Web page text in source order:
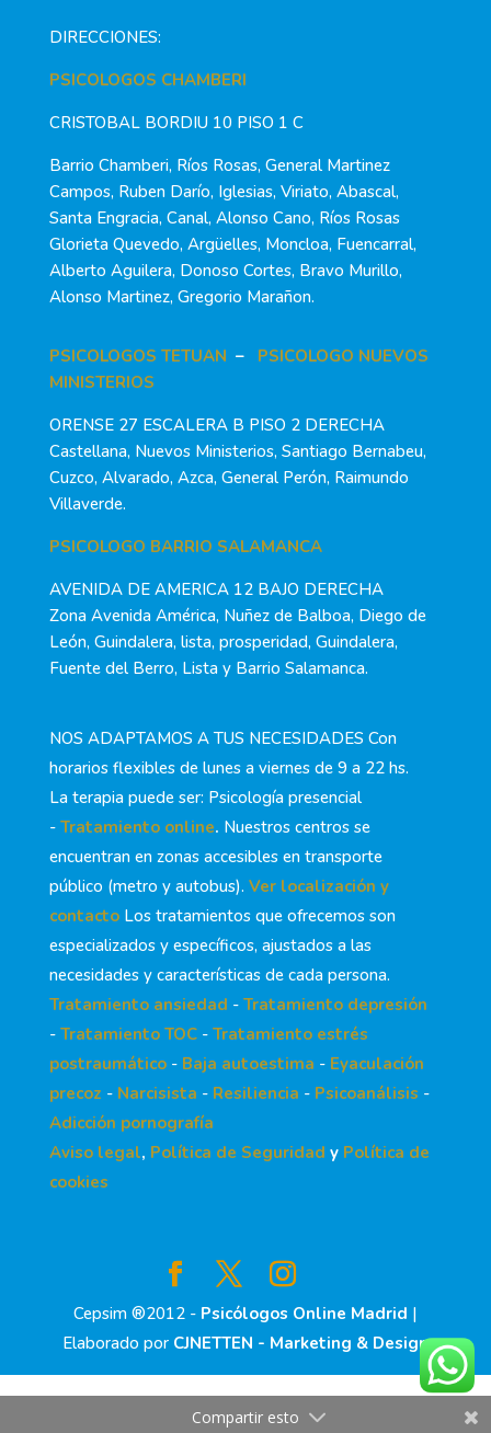
DIRECCIONES:
PSICOLOGOS CHAMBERI
CRISTOBAL BORDIU 10 PISO 1 C
Barrio Chamberi, Ríos Rosas, General Martinez
Campos, Ruben Darío, Iglesias, Viriato, Abascal,
Santa Engracia, Canal, Alonso Cano, Ríos Rosas
Glorieta Quevedo, Argüelles, Moncloa, Fuencarral,
Alberto Aguilera, Donoso Cortes, Bravo Murillo,
Alonso Martinez, Gregorio Marañon.
PSICOLOGOS TETUAN – PSICOLOGO NUEVOS
MINISTERIOS
ORENSE 27 ESCALERA B PISO 2 DERECHA
Castellana, Nuevos Ministerios, Santiago Bernabeu,
Cuzco, Alvarado, Azca, General Perón, Raimundo
Villaverde.
PSICOLOGO BARRIO SALAMANCA
AVENIDA DE AMERICA 12 BAJO DERECHA
Zona Avenida América, Nuñez de Balboa, Diego de
León, Guindalera, lista, prosperidad, Guindalera,
Fuente del Berro, Lista y Barrio Salamanca.
NOS ADAPTAMOS A TUS NECESIDADES Con
horarios flexibles de lunes a viernes de 9 a 22 hs.
La terapia puede ser: Psicología presencial
- Tratamiento online. Nuestros centros se
encuentran en zonas accesibles en transporte
público (metro y autobus). Ver localización y
contactoLos tratamientos que ofrecemos son
especializados y específicos, ajustados a las
necesidades y características de cada persona.
Tratamiento ansiedad - Tratamiento depresión
- Tratamiento TOC- Tratamiento estrés
postraumático- Baja autoestima - Eyaculación
precoz - Narcisista - Resiliencia - Psicoanálisis -
Adicción pornografía
Aviso legal, Política de Seguridad y Política de
cookies
Cepsim ®2012 - Psicólogos Online Madrid |
Elaborado por CJNETTEN - Marketing & Design
Compartir esto